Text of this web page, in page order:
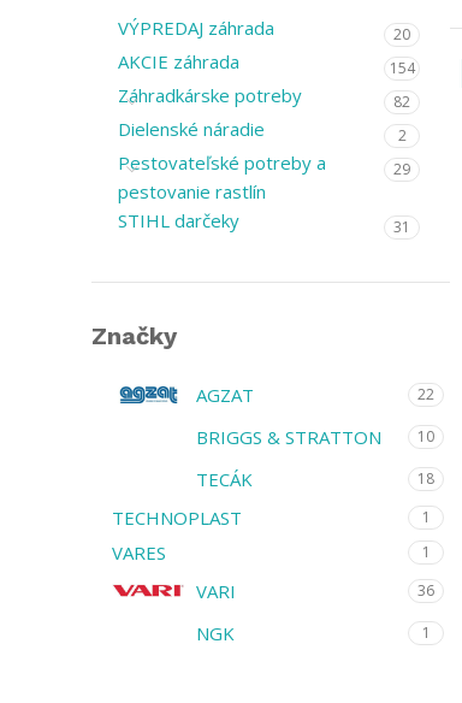
VÝPREDAJ záhrada 20
AKCIE záhrada 154
Záhradkárske potreby 82
Dielenské náradie 2
Pestovateľské potreby a
pestovanie rastlín
29
STIHL darčeky 31
Značky
AGZAT 22
BRIGGS & STRATTON 10
TECÁK 18
TECHNOPLAST 1
VARES 1
VARI 36
NGK 1